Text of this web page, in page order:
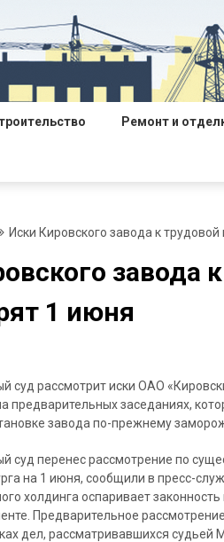
Ремонт и
Иски Кировского завода к
завода
1 июня
суд рассмотрит иски ОАО
предварительных заседаниях,
завода по-прежнему
суд перенес рассмотрение по
на 1 июня, сообщили в пресс-
холдинга оспаривает
Предварительное
дел, рассматривавшихся судьей